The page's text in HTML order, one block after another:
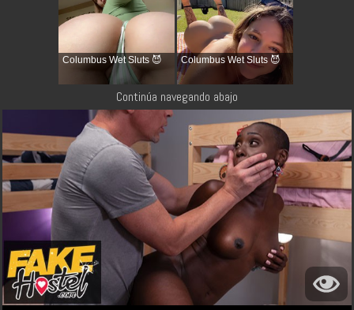
Columbus Wet Sluts 😈 Columbus Wet Sluts 😈
Continúa navegando abajo